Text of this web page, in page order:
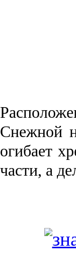
Снежной
огибает
части, а